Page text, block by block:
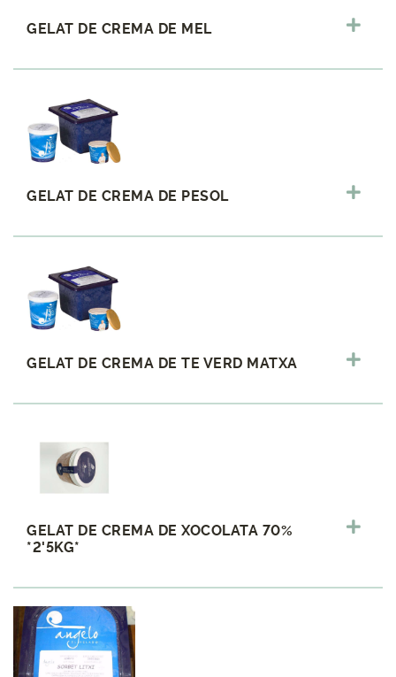
GELAT DE CREMA DE MEL
GELAT DE CREMA DE PESOL
GELAT DE CREMA DE TE VERD MATXA
GELAT DE CREMA DE XOCOLATA 70%
*2'5KG*